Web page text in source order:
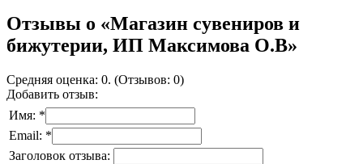
Отзывы о «Магазин сувениров и
бижутерии, ИП Максимова О.В»
Средняя оценка: 0. (Отзывов: 0)
Добавить отзыв:
Имя: *
Email: *
Заголовок отзыва: